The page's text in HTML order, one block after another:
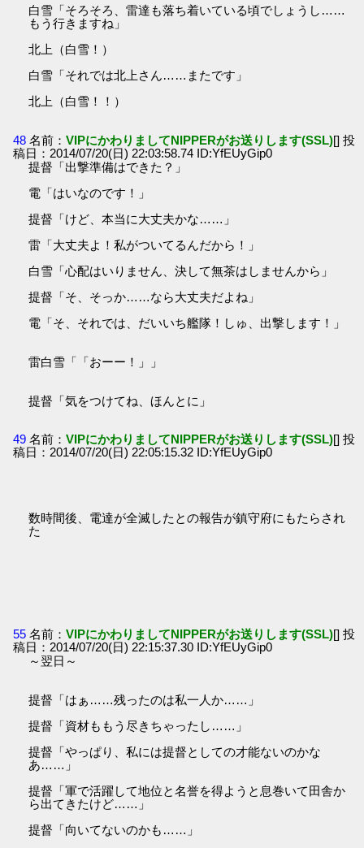
白雪「そろそろ、雷達も落ち着いている頃でしょうし……
もう行きますね」
北上（白雪！）
白雪「それでは北上さん……またです」
北上（白雪！！）
48 名前：VIPにかわりましてNIPPERがお送りします(SSL)[] 投
稿日：2014/07/20(日) 22:03:58.74 ID:YfEUyGip0
提督「出撃準備はできた？」
電「はいなのです！」
提督「けど、本当に大丈夫かな……」
雷「大丈夫よ！私がついてるんだから！」
白雪「心配はいりません、決して無茶はしませんから」
提督「そ、そっか……なら大丈夫だよね」
電「そ、それでは、だいいち艦隊！しゅ、出撃します！」
雷白雪「「おーー！」」
提督「気をつけてね、ほんとに」
49 名前：VIPにかわりましてNIPPERがお送りします(SSL)[] 投
稿日：2014/07/20(日) 22:05:15.32 ID:YfEUyGip0
数時間後、電達が全滅したとの報告が鎮守府にもたらされ
た
55 名前：VIPにかわりましてNIPPERがお送りします(SSL)[] 投
稿日：2014/07/20(日) 22:15:37.30 ID:YfEUyGip0
～翌日～
提督「はぁ……残ったのは私一人か……」
提督「資材ももう尽きちゃったし……」
提督「やっぱり、私には提督としての才能ないのかな
あ……」
提督「軍で活躍して地位と名誉を得ようと息巻いて田舎か
ら出てきたけど……」
提督「向いてないのかも……」